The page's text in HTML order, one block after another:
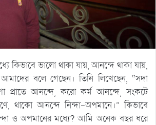
কিভাবে ভালো থাকা যায়, আনন্দে থাকা যায়,
আমাদের বলে গেছেন। তিনি লিখেছেন, “সদা
প্রাতে আনন্দে, করো কর্ম আনন্দে, সংকটে
থাকো আনন্দে নিন্দা-অপমানে।” কিভাবে
ও অপমানের মধ্যে? আমি অনেক বছর ধরে